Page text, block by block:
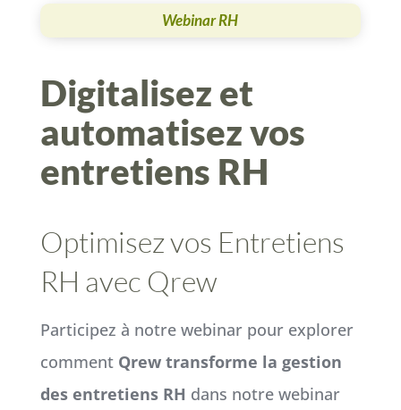
Webinar RH
Digitalisez et
automatisez vos
entretiens RH
Optimisez vos Entretiens
RH avec Qrew
Participez à notre webinar pour explorer
comment Qrew transforme la gestion
des entretiens RH dans notre webinar